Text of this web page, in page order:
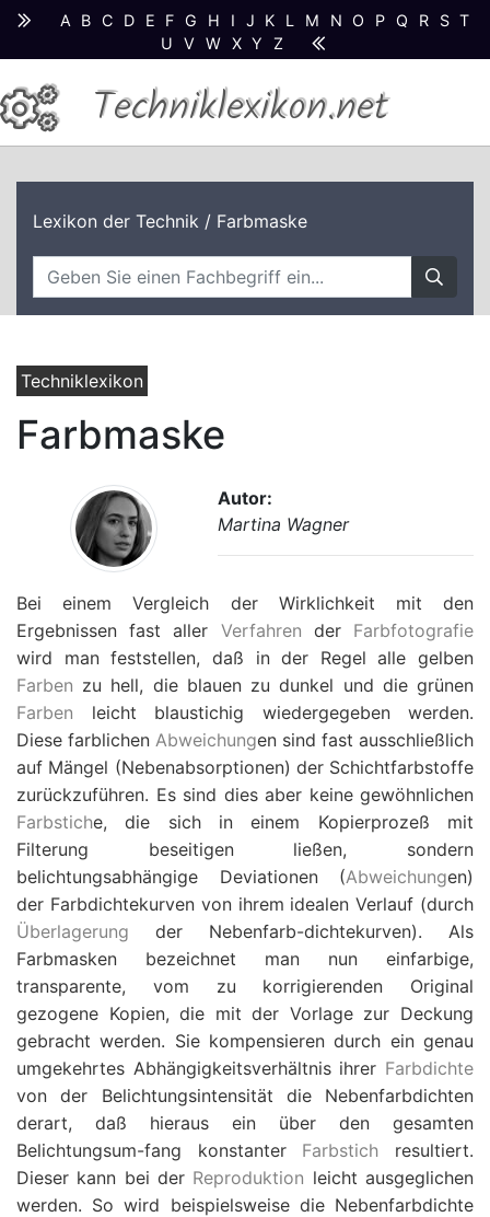
A B C D E F G H I J K L M N O P Q R S T
U
V W X Y Z
Techniklexikon.net
Lexikon der Technik / Farbmaske
Techniklexikon
Farbmaske
Autor:
Martina Wagner
Bei einem Vergleich der Wirklichkeit mit den
Ergebnissen fast aller Verfahren der Farbfotografie
wird man feststellen, daß in der Regel alle gelben
Farben zu hell, die blauen zu dunkel und die grünen
Farben leicht blaustichig wiedergegeben werden.
Diese farblichen Abweichungen sind fast ausschließlich
auf Mängel (Nebenabsorptionen) der Schichtfarbstoffe
zurückzuführen. Es sind dies aber keine gewöhnlichen
Farbstiche, die sich in einem Kopierprozeß mit
Filterung beseitigen ließen, sondern
belichtungsabhängige Deviationen (Abweichungen)
der Farbdichtekurven von ihrem idealen Verlauf (durch
Überlagerung der Nebenfarb-dichtekurven). Als
Farbmasken bezeichnet man nun einfarbige,
transparente, vom zu korrigierenden Original
gezogene Kopien, die mit der Vorlage zur Deckung
gebracht werden. Sie kompensieren durch ein genau
umgekehrtes Abhängigkeitsverhältnis ihrer Farbdichte
von der Belichtungsintensität die Nebenfarbdichten
derart, daß hieraus ein über den gesamten
Belichtungsum-fang konstanter Farbstich resultiert.
Dieser kann bei der Reproduktion leicht ausgeglichen
werden. So wird beispielsweise die Nebenfarbdichte